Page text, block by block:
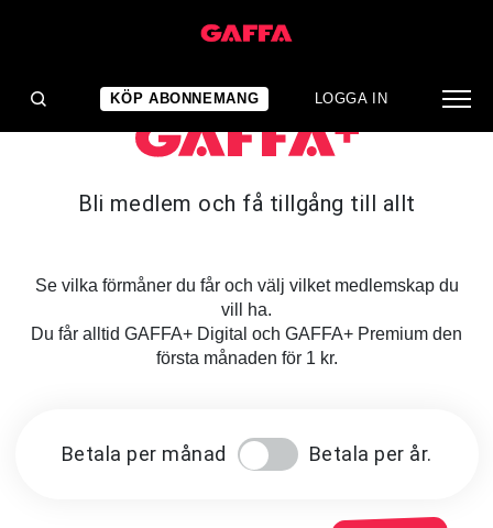
KÖP ABONNEMANG LOGGA IN
Bli medlem och få tillgång till allt
Se vilka förmåner du får och välj vilket medlemskap du
vill ha.
Du får alltid GAFFA+ Digital och GAFFA+ Premium den
första månaden för 1 kr.
Betala per månad Betala per år.